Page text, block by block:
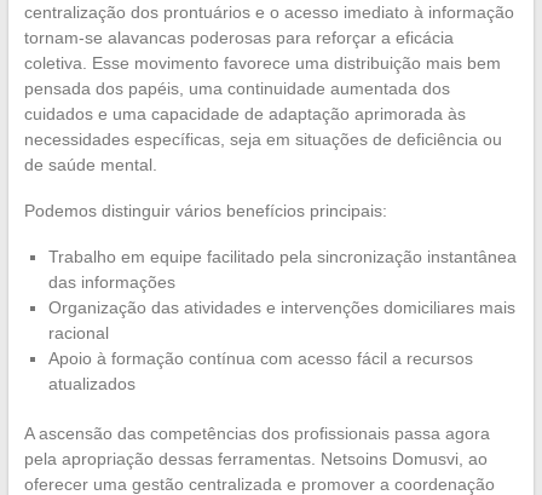
centralização dos prontuários e o acesso imediato à informação
tornam-se alavancas poderosas para reforçar a eficácia
coletiva. Esse movimento favorece uma distribuição mais bem
pensada dos papéis, uma continuidade aumentada dos
cuidados e uma capacidade de adaptação aprimorada às
necessidades específicas, seja em situações de deficiência ou
de saúde mental.
Podemos distinguir vários benefícios principais:
Trabalho em equipe facilitado pela sincronização instantânea
das informações
Organização das atividades e intervenções domiciliares mais
racional
Apoio à formação contínua com acesso fácil a recursos
atualizados
A ascensão das competências dos profissionais passa agora
pela apropriação dessas ferramentas. Netsoins Domusvi, ao
oferecer uma gestão centralizada e promover a coordenação